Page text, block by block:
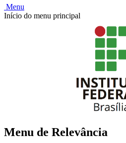
Menu
Início do menu principal
Menu de Relevância